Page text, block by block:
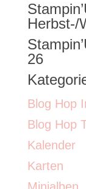
nach:
Herbst-/
26
Blog Hop
Blog Hop
Kalender
Karten